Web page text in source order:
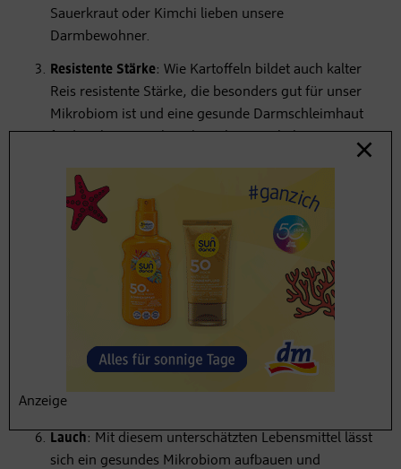
Sauerkraut oder Kimchi lieben unsere
Darmbewohner.
Resistente Stärke: Wie Kartoffeln bildet auch kalter
Reis resistente Stärke, die besonders gut für unser
Mikrobiom ist und eine gesunde Darmschleimhaut
fördern kann. Auch Kichererbsen enthalten
Kümmel: Er wirkt beruhigend bei Blähungen und
Krämpfen,
fördert die Verdauung
und kann im
Darm ungünstige Bakterien wie etwa
Staphylococcus aureus oder Heliobaster pylori
: Neben den vielen gesundheitsfördernden
Substanzen, die Honig enthält, kann er auch
wohltuend auf den Verdauungstrakt wirken, indem
hemmt.
Lauch: Mit diesem unterschätzten Lebensmittel lässt
sich ein gesundes Mikrobiom aufbauen und
Anzeige